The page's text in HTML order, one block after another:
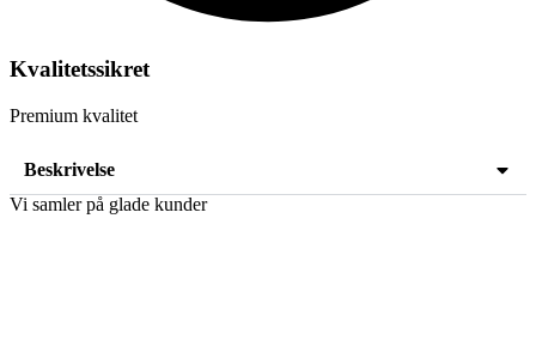
Kvalitetssikret
Premium kvalitet
Beskrivelse
Vi samler på glade kunder